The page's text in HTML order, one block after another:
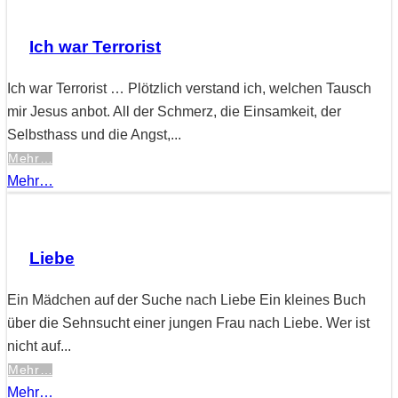
Ich war Terrorist
Ich war Terrorist … Plötzlich verstand ich, welchen Tausch
mir Jesus anbot. All der Schmerz, die Einsamkeit, der
Selbsthass und die Angst,...
Mehr…
Mehr…
Liebe
Ein Mädchen auf der Suche nach Liebe Ein kleines Buch
über die Sehnsucht einer jungen Frau nach Liebe. Wer ist
nicht auf...
Mehr…
Mehr…